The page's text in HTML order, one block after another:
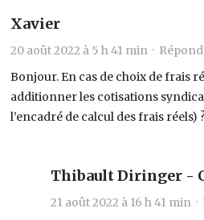
Xavier
20 août 2022 à 5 h 41 min ·
Bonjour. En cas de choix de frais
additionner les cotisations
l’encadré de calcul des frais réels)
Thibault Diringer -
21 août 2022 à 16 h 41 min ·